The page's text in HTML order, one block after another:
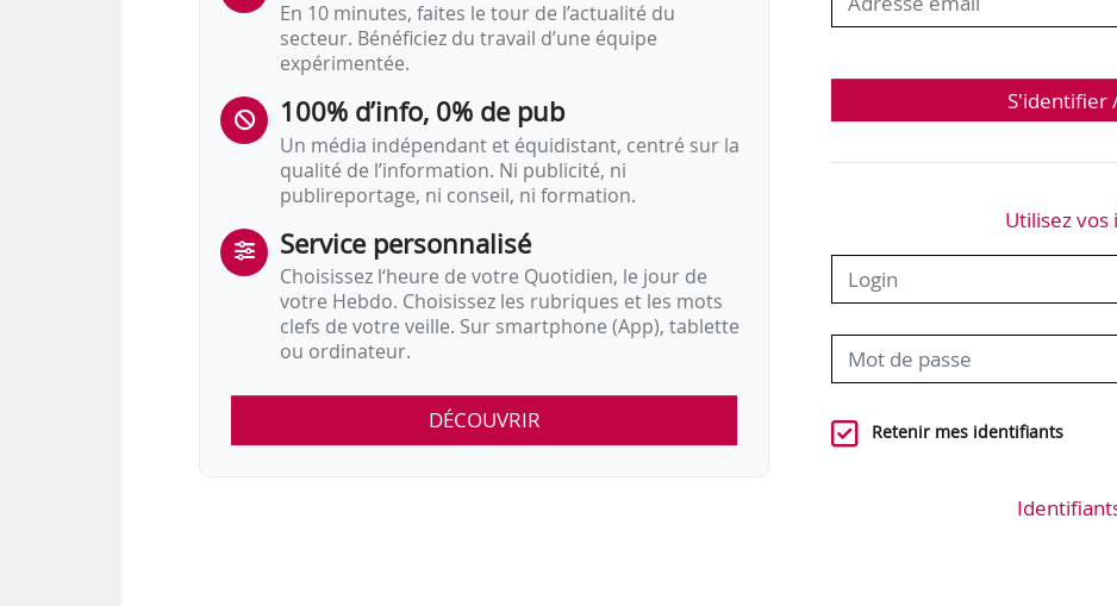
« Toute action de formation qui conditionne l’exercice d’une activité ou d’une fonction, en application
S’agissant d’une définition…
En 10 minutes, faites le tour de l’actualité du
secteur. Bénéficiez du travail d’une équipe
expérimentée.
100% d’info, 0% de pub
Un média indépendant et équidistant, centré sur la
qualité de l’information. Ni publicité, ni
publireportage, ni conseil, ni formation.
Service personnalisé
Choisissez l‘heure de votre Quotidien, le jour de
votre Hebdo. Choisissez les rubriques et les mots
clefs de votre veille. Sur smartphone (App), tablette
ou ordinateur.
DÉCOUVRIR
S'identifier
Utilisez
Retenir mes identifiants